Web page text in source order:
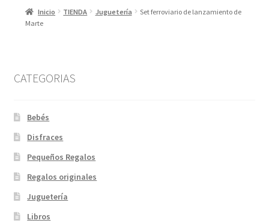
Inicio TIENDA Juguetería
Set ferroviario de lanzamiento de
Marte
CATEGORIAS
Bebés
Disfraces
Pequeños Regalos
Regalos originales
Juguetería
Libros